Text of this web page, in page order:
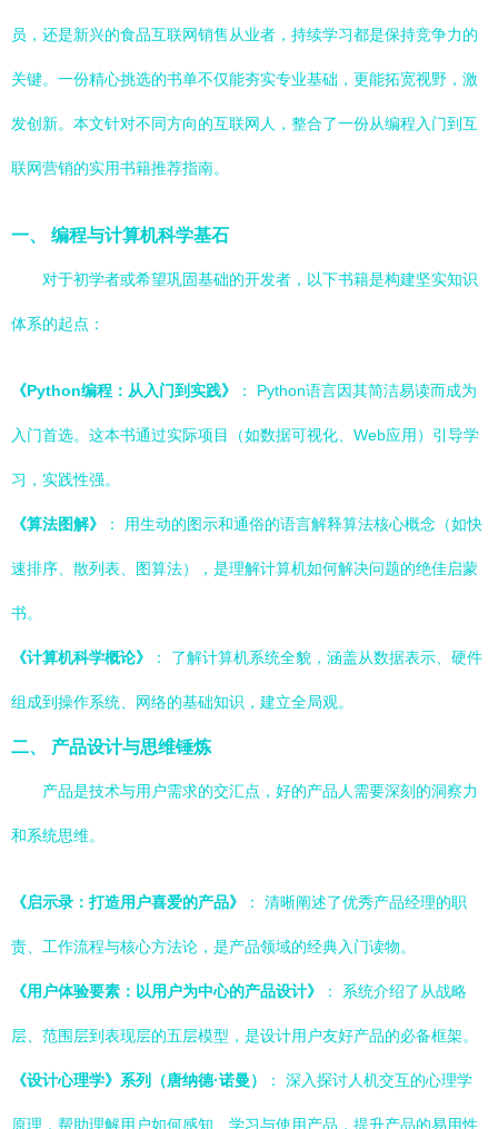
员，还是新兴的食品互联网销售从业者，持续学习都是保持竞争力的
关键。一份精心挑选的书单不仅能夯实专业基础，更能拓宽视野，激
发创新。本文针对不同方向的互联网人，整合了一份从编程入门到互
联网营销的实用书籍推荐指南。
一、 编程与计算机科学基石
对于初学者或希望巩固基础的开发者，以下书籍是构建坚实知识
体系的起点：
《Python编程：从入门到实践》 ： Python语言因其简洁易读而成为
入门首选。这本书通过实际项目（如数据可视化、Web应用）引导学
习，实践性强。
《算法图解》 ： 用生动的图示和通俗的语言解释算法核心概念（如快
速排序、散列表、图算法），是理解计算机如何解决问题的绝佳启蒙
书。
《计算机科学概论》 ： 了解计算机系统全貌，涵盖从数据表示、硬件
组成到操作系统、网络的基础知识，建立全局观。
二、 产品设计与思维锤炼
产品是技术与用户需求的交汇点，好的产品人需要深刻的洞察力
和系统思维。
《启示录：打造用户喜爱的产品》 ： 清晰阐述了优秀产品经理的职
责、工作流程与核心方法论，是产品领域的经典入门读物。
《用户体验要素：以用户为中心的产品设计》 ： 系统介绍了从战略
层、范围层到表现层的五层模型，是设计用户友好产品的必备框架。
《设计心理学》系列（唐纳德·诺曼） ： 深入探讨人机交互的心理学
原理，帮助理解用户如何感知、学习与使用产品，提升产品的易用性